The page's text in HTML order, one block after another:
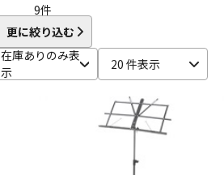
ウクレレ
9件
更に絞り込む
在庫ありのみ表
示
20 件表示